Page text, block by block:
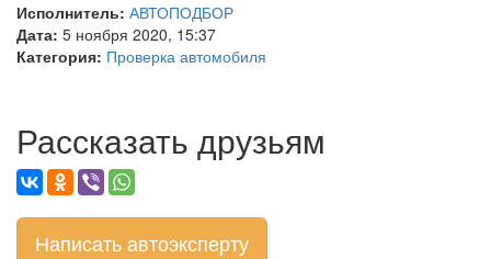
Исполнитель: АВТОПОДБОР
Дата: 5 ноября 2020, 15:37
Категория: Проверка автомобиля
Рассказать друзьям
Написать автоэксперту